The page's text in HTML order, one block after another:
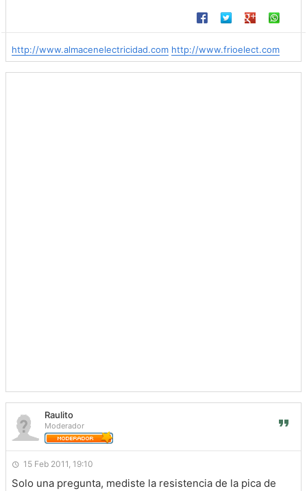
http://www.almacenelectricidad.com http://www.frioelect.com
Raulito
Moderador
15 Feb 2011, 19:10
Solo una pregunta, mediste la resistencia de la pica de